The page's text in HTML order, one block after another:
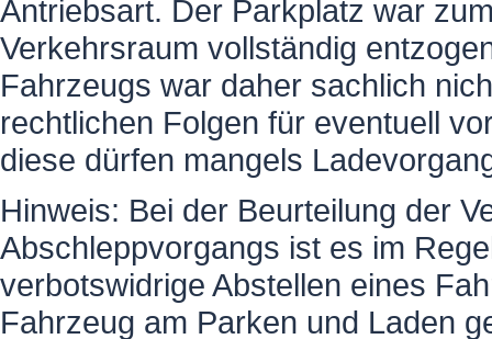
Antriebsart. Der Parkplatz war
Verkehrsraum vollständig
Fahrzeugs war daher sachlich
rechtlichen Folgen für eventuell
diese dürfen mangels
Hinweis: Bei der Beurteilung der
Abschleppvorgangs ist es im
verbotswidrige Abstellen eines
Fahrzeug am Parken und Laden